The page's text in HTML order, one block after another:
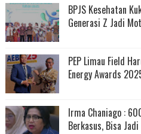
BPJS Kesehatan
Generasi Z Jadi
PEP Limau Field
Energy Awards
Irma Chaniago :
Berkasus, Bisa